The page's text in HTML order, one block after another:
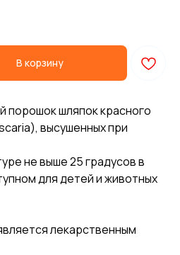
В корзину
порошок шляпок красного
высушенных при
не выше 25 градусов в
для детей и животных
лекарственным